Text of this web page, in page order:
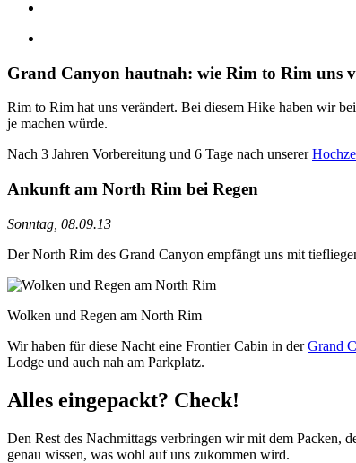
Bild
Grand Canyon hautnah: wie Rim to Rim uns
Rim to Rim hat uns verändert. Bei diesem Hike haben wir
je machen würde.
Nach 3 Jahren Vorbereitung und 6 Tage nach unserer
Ankunft am North Rim bei Regen
Sonntag, 08.09.13
Der North Rim des Grand Canyon empfängt uns mit
Wolken und Regen am North Rim
Wir haben für diese Nacht eine Frontier Cabin in derGrand
Lodge und auch nah am Parkplatz.
Alles eingepackt? Check!
Den Rest des Nachmittags verbringen wir mit dem Packen,
genau wissen, was wohl auf uns zukommen wird.